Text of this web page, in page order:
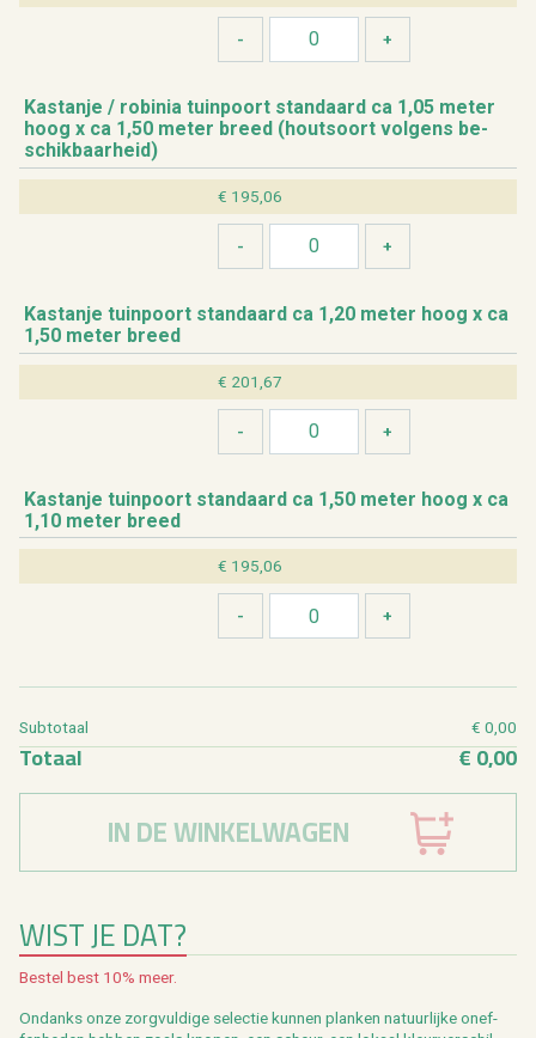
Kas­tan­je / ro­bi­nia tuin­poort stan­daard ca 1,05 meter
hoog x ca 1,50 meter breed (hout­soort vol­gens be­
schik­baar­heid)
€ 195,06
Kas­tan­je tuin­poort stan­daard ca 1,20 meter hoog x ca
1,50 meter breed
€ 201,67
Kas­tan­je tuin­poort stan­daard ca 1,50 meter hoog x ca
1,10 meter breed
€ 195,06
WIST JE DAT?
Be­stel best 10% meer.
On­danks onze zorg­vul­di­ge se­lec­tie kun­nen plan­ken na­tuur­lij­ke on­ef­
Sub­to­taal € 0,00
To­taal € 0,00
IN DE WINKELWAGEN